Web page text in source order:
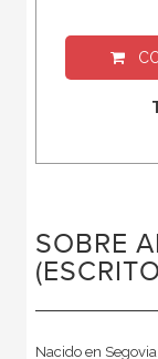
SOBRE
Nacido en